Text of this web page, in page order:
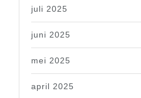
juli 2025
juni 2025
mei 2025
april 2025